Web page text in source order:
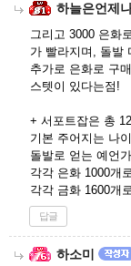
하늘은언제
그리고 3000 은화
가 빨라지며, 돌발
추가로 은화로 구
스텟이 있다는점!
+ 서포트잡은 총
기본 주어지는 나
돌발로 얻는 예언
각각 은화 1000개
각각 금화 1600개
답글
하소미